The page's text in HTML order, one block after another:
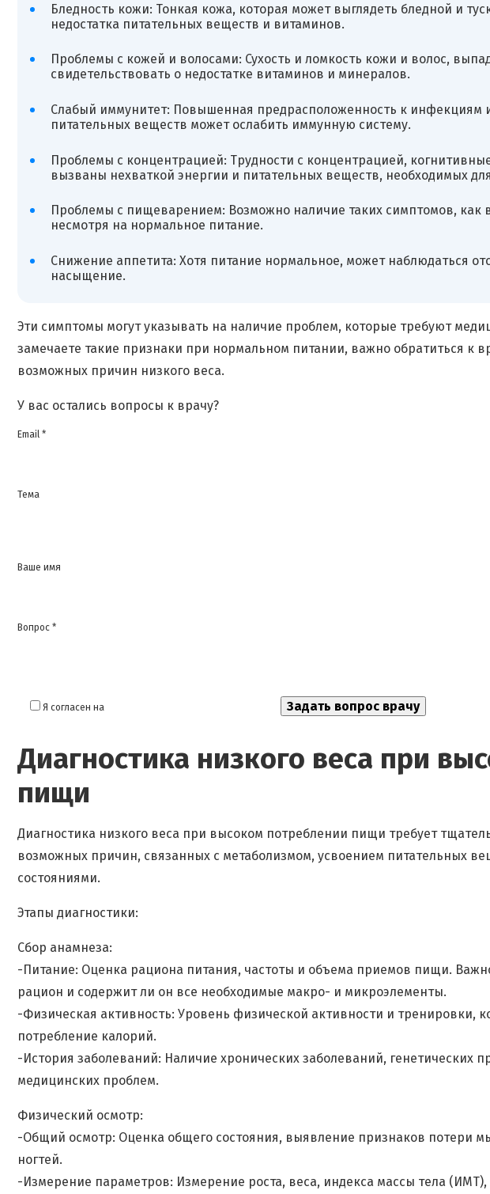
Бледность кожи: Тонкая кожа, которая может выглядеть бледной и
недостатка питательных веществ и витаминов.
Проблемы с кожей и волосами: Сухость и ломкость кожи и волос,
свидетельствовать о недостатке витаминов и минералов.
Слабый иммунитет: Повышенная предрасположенность к инфекциям и
питательных веществ может ослабить иммунную систему.
Проблемы с концентрацией: Трудности с концентрацией,
вызваны нехваткой энергии и питательных веществ, необходимых
Проблемы с пищеварением: Возможно наличие таких симптомов, как
несмотря на нормальное питание.
Снижение аппетита: Хотя питание нормальное, может наблюдаться
насыщение.
Эти симптомы могут указывать на наличие проблем, которые требуют
замечаете такие признаки при нормальном питании, важно обратиться к
возможных причин низкого веса.
У вас остались вопросы к врачу?
Email *
Тема
Ваше имя
Вопрос *
Я согласен на
Диагностика низкого веса при
пищи
Диагностика низкого веса при высоком потреблении пищи требует
возможных причин, связанных с метаболизмом, усвоением питательных
состояниями.
Этапы диагностики:
Сбор анамнеза:
-Питание: Оценка рациона питания, частоты и объема приемов пищи.
рацион и содержит ли он все необходимые макро- и микроэлементы.
-Физическая активность: Уровень физической активности и тренировки,
потребление калорий.
-История заболеваний: Наличие хронических заболеваний, генетических
медицинских проблем.
Физический осмотр:
-Общий осмотр: Оценка общего состояния, выявление признаков потери
ногтей.
-Измерение параметров: Измерение роста, веса, индекса массы тела